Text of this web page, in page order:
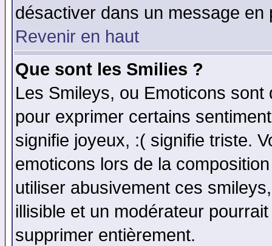
désactiver dans un message
Revenir en haut
Que sont les Smilies ?
Les Smileys, ou Emoticons
pour exprimer certains
signifie joyeux, :( signifie triste.
emoticons lors de la
utiliser abusivement ces
illisible et un modérateur
supprimer entièrement.